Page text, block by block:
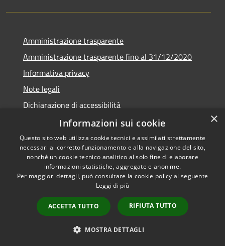
Amministrazione trasparente
Amministrazione trasparente fino al 31/12/2020
Informativa privacy
Note legali
Dichiarazione di accessibilità
Accessibilità
Privacy
Mappa del sito
Area riservata ai
Copyright © 2026 • Comune di
Teramo • Powered by
Municipium• Accesso
×
Informazioni sui cookie
Questo sito web utilizza cookie tecnici e assimilati strettamente
necessari al corretto funzionamento e alla navigazione del sito,
nonché un cookie tecnico analitico al solo fine di elaborare
informazioni statistiche, aggregate e anonime.
Per maggiori dettagli, può consultare la cookie policy al seguente
Leggi di più
ACCETTA TUTTO RIFIUTA TUTTO
MOSTRA DETTAGLI